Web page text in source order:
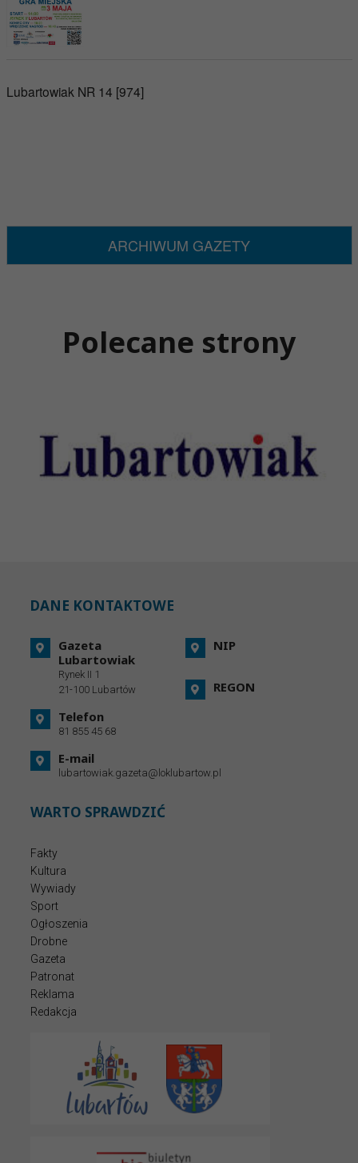
Lubartowiak NR 14 [974]
ARCHIWUM GAZETY
Polecane strony
DANE KONTAKTOWE
Gazeta
Lubartowiak
Rynek II 1
21-100 Lubartów
Telefon
81 855 45 68
E-mail
lubartowiak.gazeta@loklubartow.pl
NIP
REGON
WARTO SPRAWDZIĆ
Fakty
Kultura
Wywiady
Sport
Ogłoszenia
Drobne
Gazeta
Patronat
Reklama
Redakcja